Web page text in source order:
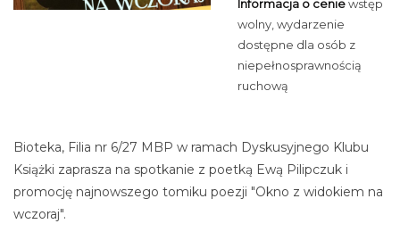
Informacja o ceniewstęp
wolny, wydarzenie
dostępne dla osób z
niepełnosprawnością
ruchową
Bioteka, Filia nr 6/27 MBP w ramach Dyskusyjnego Klubu
Książki zaprasza na spotkanie z poetką Ewą Pilipczuk i
promocję najnowszego tomiku poezji "Okno z widokiem na
wczoraj".